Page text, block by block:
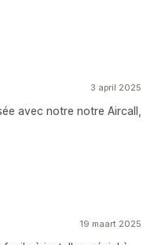
3 april 2025
avec notre notre Aircall,
19 maart 2025